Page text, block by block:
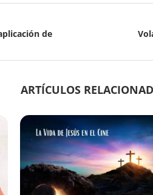
de
ARTÍCULOS